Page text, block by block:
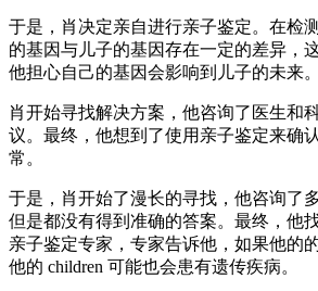
于是，肖决定亲自进行亲子鉴定。在检
的基因与儿子的基因存在一定的差异，
他担心自己的基因会影响到儿子的未来。
肖开始寻找解决方案，他咨询了医生和
议。最终，他想到了使用亲子鉴定来确
常。
于是，肖开始了漫长的寻找，他咨询了
但是都没有得到准确的答案。最终，他
亲子鉴定专家，专家告诉他，如果他的
他的 children 可能也会患有遗传疾病。